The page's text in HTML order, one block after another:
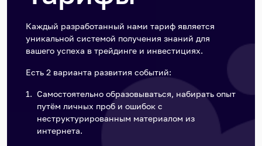
Каждый разработанный нами тариф является
уникальной системой получения знаний для
вашего успеха в трейдинге и инвестициях.
Есть 2 варианта развития событий:
Самостоятельно образовываться, набирать опыт
путём личных проб и ошибок с
неструктурированным материалом из
интернета.